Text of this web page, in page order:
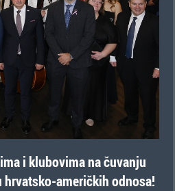
i klubovima na čuvanju
američkih odnosa!